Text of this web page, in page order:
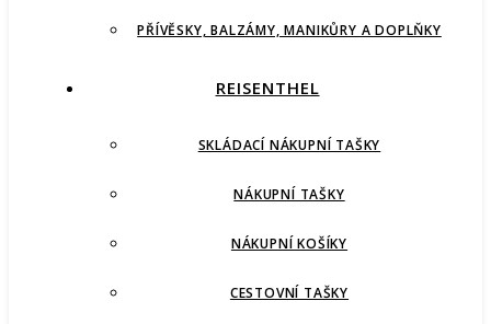
PŘÍVĚSKY, BALZÁMY, MANIKŮRY A DOPLŇKY
REISENTHEL
SKLÁDACÍ NÁKUPNÍ TAŠKY
NÁKUPNÍ TAŠKY
NÁKUPNÍ KOŠÍKY
CESTOVNÍ TAŠKY